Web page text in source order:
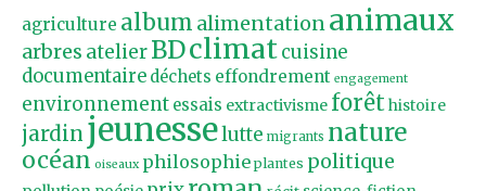
agriculture album alimentationanimaux
arbres atelierBDclimatcuisine
documentaire déchets effondrement engagement
environnement essais extractivisme forêthistoire
jardin jeunesselutte migrants nature
océan oiseaux philosophie plantes politique